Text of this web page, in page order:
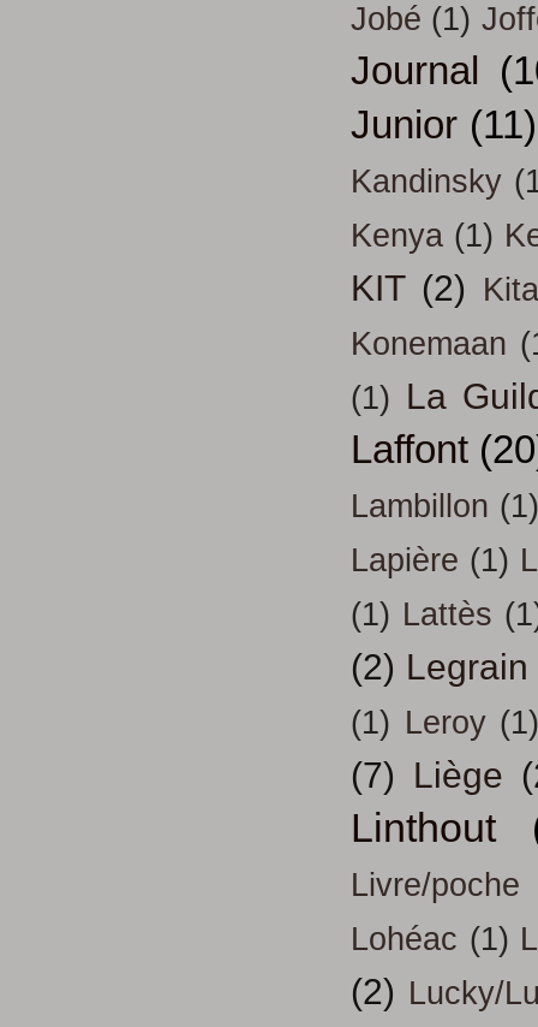
Jobé (1)
Journal
Junior (11)
Kandinsky
Kenya (1)
KIT (2)
Konemaan
(1) La
Laffont
Lambillon (1)
Lapière (1)
(1) Lattès
(2) Legrain
(1) Leroy
(7) Liège
Linthout
Livre/poche
Lohéac (1)
(2) Lucky/